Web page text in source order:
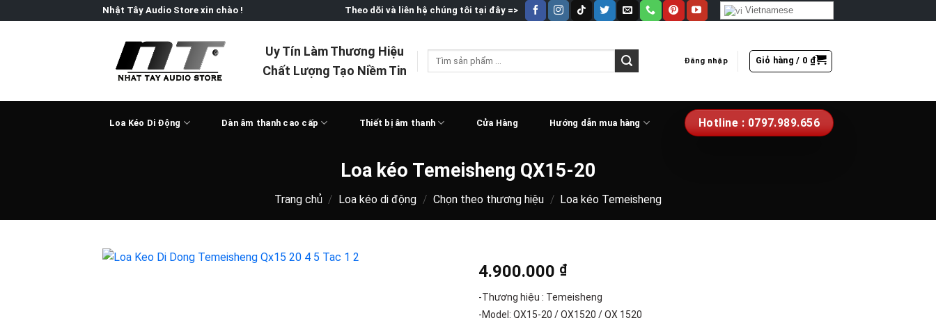
to
Nhật Tây Audio Store xin chào ! Theo dõi và liên hệ chúng tôi tại đây => Vietnamese
Uy Tín Làm Thương Hiệu
Chất Lượng Tạo Niềm Tin
Tìm
Đăng nhập Giỏ hàng / 0 ₫
Loa Kéo Di Động Dàn âm thanh cao cấp Thiết bị âm thanh Cửa Hàng Hướng dẫn mua hàng Hotline : 0797.989.656
Loa kéo Temeisheng QX15-20
Trang chủ / Loa kéo di động / Chọn theo thương hiệu / Loa kéo Temeisheng
4.900.000 ₫
-Thương hiệu : Temeisheng
-Model: QX15-20 / QX1520 / QX 1520